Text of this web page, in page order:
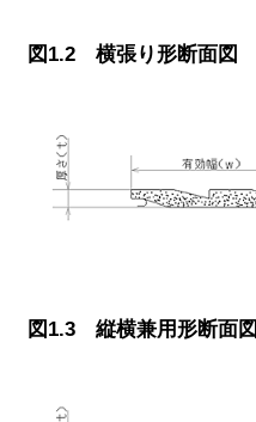
図1.2 横張り形断面図
図1.3 縦横兼用形断面図